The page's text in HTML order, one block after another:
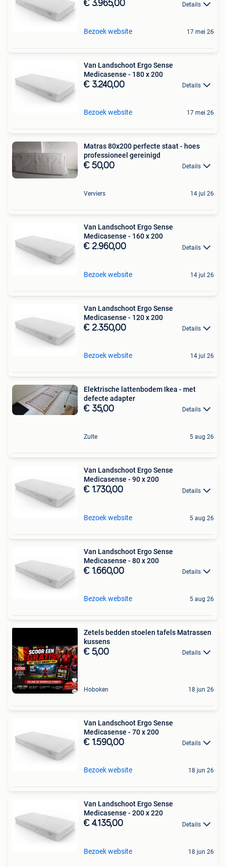
€ 3.965,00 Details
Bezoek website 17 mei 26
Van Landschoot Ergo Sense
Medicasense - 180 x 200
€ 3.240,00 Details
Bezoek website 17 mei 26
Matras 80x200 perfecte staat - hoes
professioneel gereinigd
€ 50,00 Details
Verviers 14 jul 26
Van Landschoot Ergo Sense
Medicasense - 160 x 200
€ 2.960,00 Details
Bezoek website 14 jul 26
Van Landschoot Ergo Sense
Medicasense - 120 x 200
€ 2.350,00 Details
Bezoek website 14 jul 26
Elektrische lattenbodem Ikea - met
defecte adapter
€ 35,00 Details
Zulte 5 aug 26
Van Landschoot Ergo Sense
Medicasense - 90 x 200
€ 1.730,00 Details
Bezoek website 5 aug 26
Van Landschoot Ergo Sense
Medicasense - 80 x 200
€ 1.660,00 Details
Bezoek website 5 aug 26
Zetels bedden stoelen tafels Matrassen
kussens
€ 5,00 Details
Hoboken 18 jun 26
Van Landschoot Ergo Sense
Medicasense - 70 x 200
€ 1.590,00 Details
Bezoek website 18 jun 26
Van Landschoot Ergo Sense
Medicasense - 200 x 220
€ 4.135,00 Details
Bezoek website 18 jun 26